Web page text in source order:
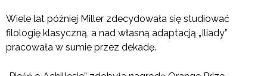
Wiele lat później Miller zdecydowała się studiować
filologię klasyczną, a nad własną adaptacją „Iliady”
pracowała w sumie przez dekadę.